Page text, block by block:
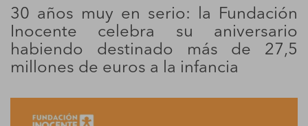
30 años muy en serio: la Fundación
Inocente celebra su aniversario
habiendo destinado más de 27,5
millones de euros a la infancia